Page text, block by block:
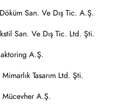
San. Ve Dış Tic. A.Ş.
San. Ve Dış Tic. Ltd. Şti.
A.Ş.
Tasarım Ltd. Şti.
Mücevher A.Ş.